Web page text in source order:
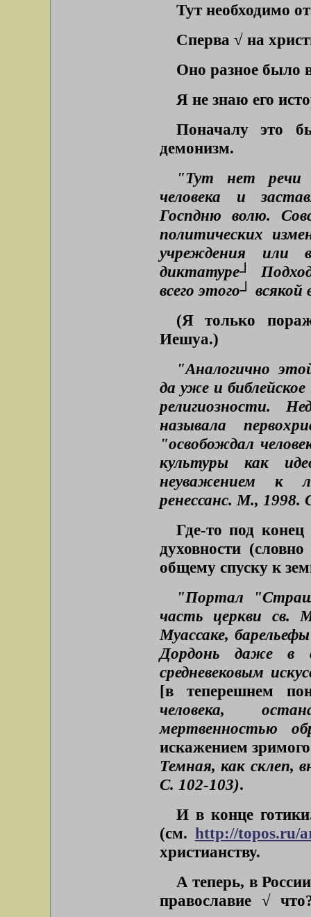
Тут необходимо
Сперва √ на
Оно разное было
Я не знаю его
Поначалу это
демонизм.
"Тут нет речи
человека и
Госпдню волю.
политических
учреждения или
диктатуре┘
всего этого┘
(Я только
Иешуа.)
"Аналогично
да уже и
религиозности.
называла
"освобождал
культуры как
неуважением к
ренессанс. М., 1998.
Где-то под
духовности
общему спуску к
"Портал
часть церкви св.
Муассаке,
Дордонь даже в
средневековым
[в теперешнем
человека,
мертвенностью
искажением
Темная, как склеп,
С. 102-103).
И в конце
(см. http://topos.ru/
христианству.
А теперь, в
православие √